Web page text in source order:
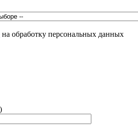
на обработку персональных данных